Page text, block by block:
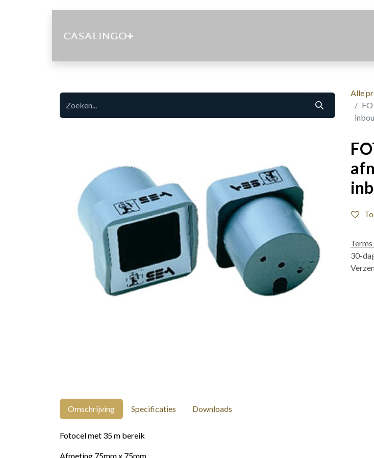
Alle
30-
Omschrijving Specificaties Downloads
Fotocel met 35 m bereik
Afmeting 75mm x 75mm